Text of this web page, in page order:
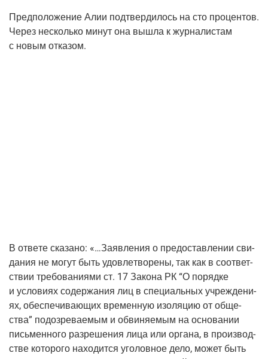
Пред­по­ло­же­ние Алии под­твер­ди­лось на сто про­цен­тов.
Через несколь­ко минут она вышла к жур­на­ли­стам
с новым отказом.
В отве­те ска­за­но: «…Заяв­ле­ния о предо­став­ле­нии сви­
да­ния не могут быть удо­вле­тво­ре­ны, так как в соот­вет­
ствии тре­бо­ва­ни­я­ми ст. 17 Зако­на РК “О поряд­ке
и усло­ви­ях содер­жа­ния лиц в спе­ци­аль­ных учре­жде­ни­
ях, обес­пе­чи­ва­ю­щих вре­мен­ную изо­ля­цию от обще­
ства” подо­зре­ва­е­мым и обви­ня­е­мым на осно­ва­нии
пись­мен­но­го раз­ре­ше­ния лица или орга­на, в про­из­вод­
стве кото­ро­го нахо­дит­ся уго­лов­ное дело, может быть